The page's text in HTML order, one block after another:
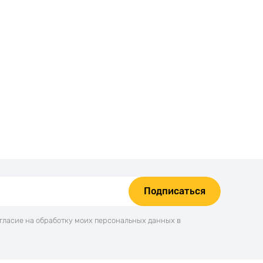
Подписаться
на обработку моих персональных данных в